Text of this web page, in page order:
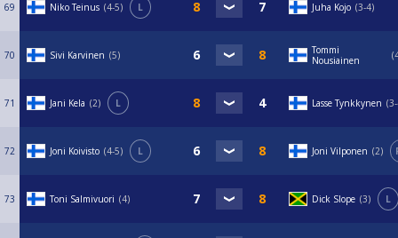
69 Niko Teinus 4-5 L Juha Kojo 3-4
70 Sivi Karvinen 5
Tommi
Nousiainen
71 Jani Kela 2 L Lasse Tynkkynen
72 Joni Koivisto 4-5 L Joni Vilponen 2
73 Toni Salmivuori 4 Dick Slope 3 L